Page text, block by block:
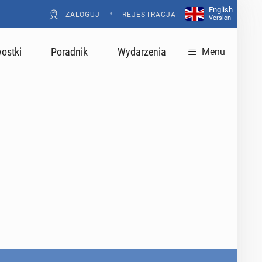
ZALOGUJ • REJESTRACJA
English
Version
Poradnik Wydarzenia Menu